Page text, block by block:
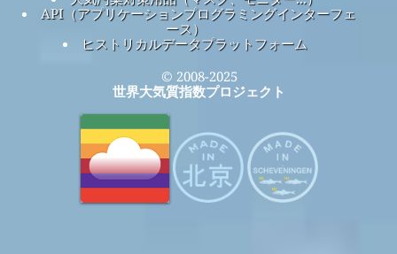
API（アプリケーションプログラミングインターフェ
ース）
ヒストリカルデータプラットフォーム
© 2008-2025
世界大気質指数プロジェクト